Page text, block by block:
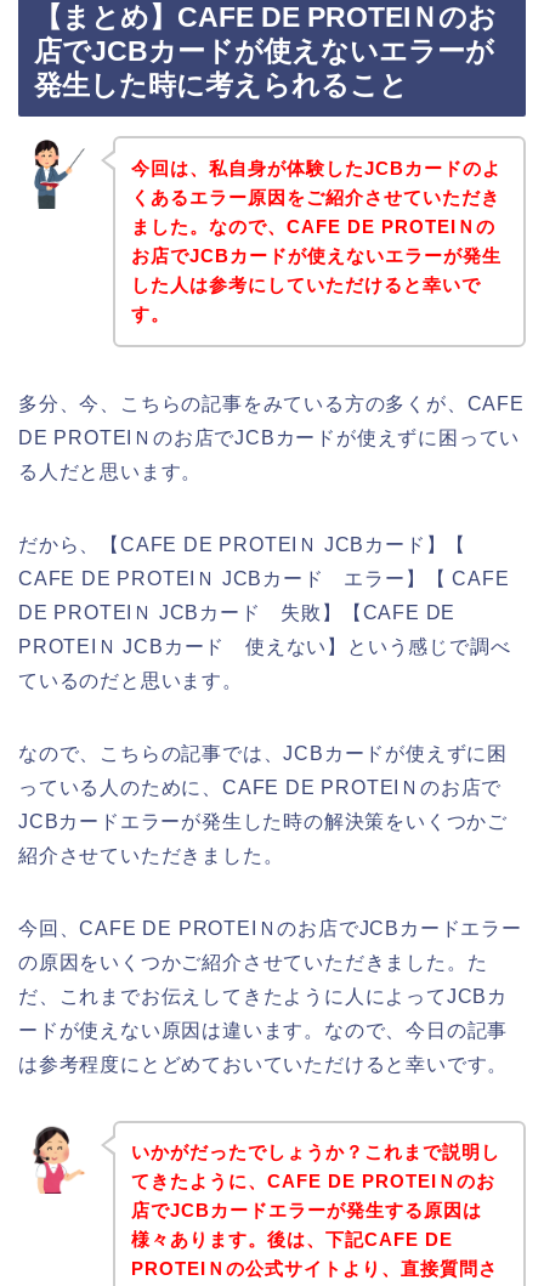
【まとめ】CAFE DE PROTEIＮのお
店でJCBカードが使えないエラーが
発生した時に考えられること
今回は、私自身が体験したJCBカードのよ
くあるエラー原因をご紹介させていただき
ました。なので、CAFE DE PROTEIＮの
お店でJCBカードが使えないエラーが発生
した人は参考にしていただけると幸いで
す。
多分、今、こちらの記事をみている方の多くが、CAFE
DE PROTEIＮのお店でJCBカードが使えずに困ってい
る人だと思います。
だから、【CAFE DE PROTEIＮ JCBカード】【
CAFE DE PROTEIＮ JCBカード エラー】【 CAFE
DE PROTEIＮ JCBカード 失敗】【CAFE DE
PROTEIＮ JCBカード 使えない】という感じで調べ
ているのだと思います。
なので、こちらの記事では、JCBカードが使えずに困
っている人のために、CAFE DE PROTEIＮのお店で
JCBカードエラーが発生した時の解決策をいくつかご
紹介させていただきました。
今回、CAFE DE PROTEIＮのお店でJCBカードエラー
の原因をいくつかご紹介させていただきました。た
だ、これまでお伝えしてきたように人によってJCBカ
ードが使えない原因は違います。なので、今日の記事
は参考程度にとどめておいていただけると幸いです。
いかがだったでしょうか？これまで説明し
てきたように、CAFE DE PROTEIＮのお
店でJCBカードエラーが発生する原因は
様々あります。後は、下記CAFE DE
PROTEIＮの公式サイトより、直接質問さ